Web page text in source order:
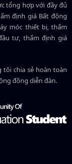
tổng hợp với đầy đủ
định giá Bất động
móc thiết bị, thẩm
tư, thẩm định giá
tôi chia sẻ hoàn toàn
đồng diễn đàn.